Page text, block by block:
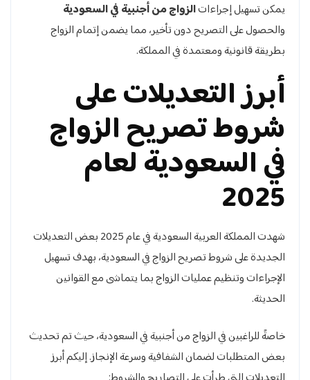
يمكن تسهيل إجراءاتالزواج من أجنبية في السعودية
والحصول على التصريح دون تأخير، مما يضمن إتمام الزواج
بطريقة قانونية ومعتمدة في المملكة.
أبرز التعديلات على
شروط تصريح الزواج
في السعودية لعام
2025
شهدت المملكة العربية السعودية في عام 2025 بعض التعديلات
الجديدة على شروط تصريح الزواج في السعودية، بهدف تسهيل
الإجراءات وتنظيم عمليات الزواج بما يتماشى مع القوانين
الحديثة.
خاصةً للراغبين في الزواج من أجنبية في السعودية، حيث تم تحديث
بعض المتطلبات لضمان الشفافية وسرعة الإنجاز. إليكم أبرز